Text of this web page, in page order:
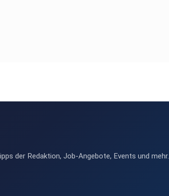
der Redaktion, Job-Angebote, Events und mehr.